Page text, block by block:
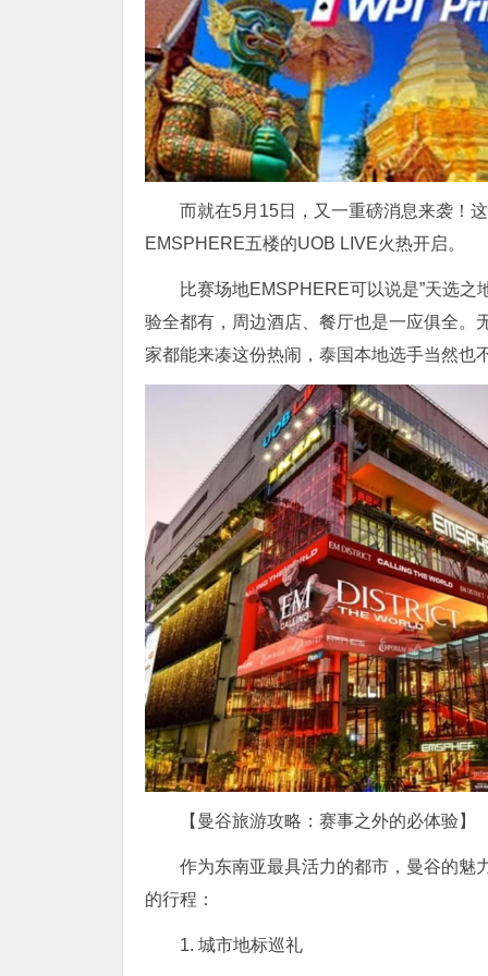
而就在5月15日，又一重磅消息来袭！
EMSPHERE五楼的UOB LIVE火热开启。
比赛场地EMSPHERE可以说是”天选
验全都有，周边酒店、餐厅也是一应俱全。
家都能来凑这份热闹，泰国本地选手当然也
【曼谷旅游攻略：赛事之外的必体验】
作为东南亚最具活力的都市，曼谷的魅
的行程：
1. 城市地标巡礼